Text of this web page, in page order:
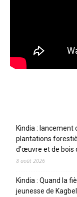
Kindia : lancement
plantations
d’œuvre et de bois
8 août 2026
Kindia : Quand la
jeunesse de